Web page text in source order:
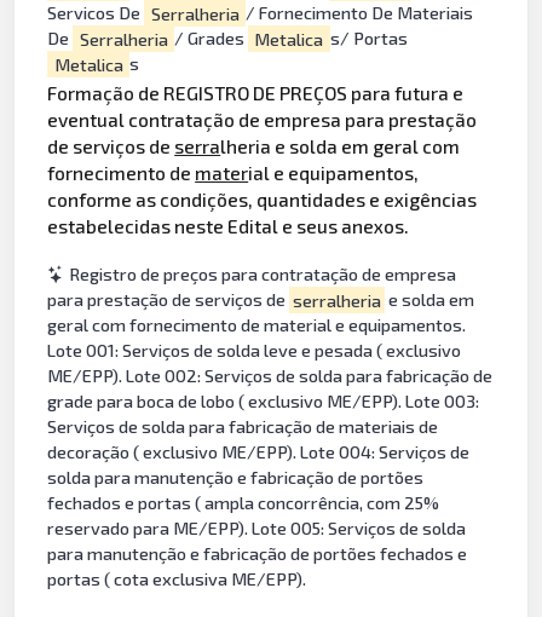
Servicos De Serralheria / Fornecimento De Materiais
De Serralheria / Grades Metalica s/ Portas
Metalica s
Formação de REGISTRO DE PREÇOS para futura e
eventual contratação de empresa para prestação
de serviços de serralheria e solda em geral com
fornecimento de material e equipamentos,
conforme as condições, quantidades e exigências
estabelecidas neste Edital e seus anexos.
Registro de preços para contratação de empresa
para prestação de serviços de serralheria e solda em
geral com fornecimento de material e equipamentos.
Lote 001: Serviços de solda leve e pesada ( exclusivo
ME/EPP). Lote 002: Serviços de solda para fabricação de
grade para boca de lobo ( exclusivo ME/EPP). Lote 003:
Serviços de solda para fabricação de materiais de
decoração ( exclusivo ME/EPP). Lote 004: Serviços de
solda para manutenção e fabricação de portões
fechados e portas ( ampla concorrência, com 25%
reservado para ME/EPP). Lote 005: Serviços de solda
para manutenção e fabricação de portões fechados e
portas ( cota exclusiva ME/EPP).